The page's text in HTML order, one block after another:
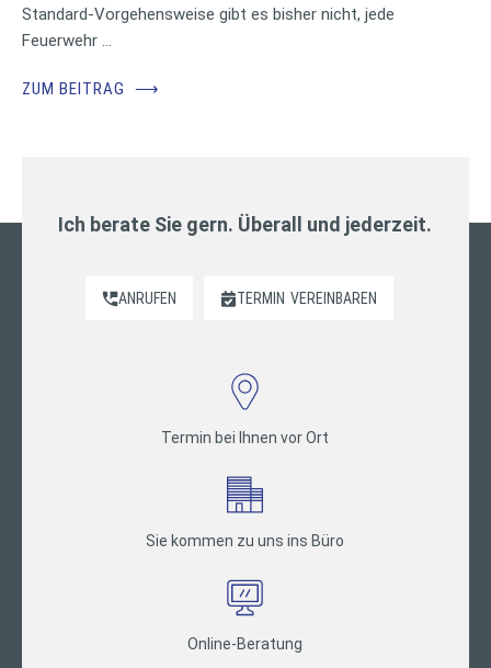
Standard-Vorgehensweise gibt es bisher nicht, jede
Feuerwehr …
ZUM BEITRAG ⟶
Ich berate Sie gern. Überall und jederzeit.
ANRUFEN TERMIN VEREINBAREN
Termin bei Ihnen vor Ort
Sie kommen zu uns ins Büro
Online-Beratung